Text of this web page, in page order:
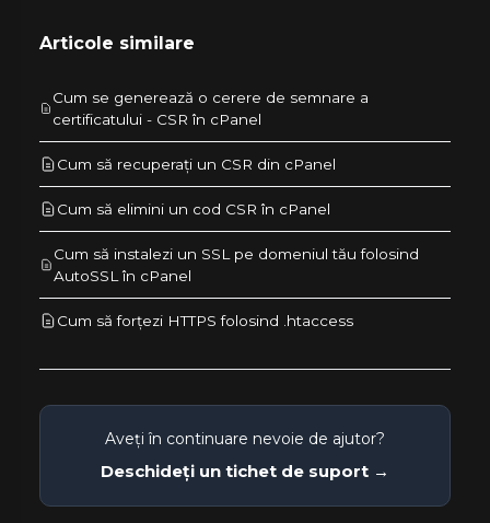
Articole similare
Cum se generează o cerere de semnare a
certificatului - CSR în cPanel
Cum să recuperați un CSR din cPanel
Cum să elimini un cod CSR în cPanel
Cum să instalezi un SSL pe domeniul tău folosind
AutoSSL în cPanel
Cum să forțezi HTTPS folosind .htaccess
Aveți în continuare nevoie de ajutor?
Deschideți un tichet de suport →